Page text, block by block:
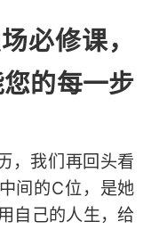
必修课，
的每一步
，我们再回头看
间的C位，是她
自己的人生，给